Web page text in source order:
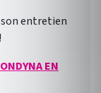
son entretien
EN